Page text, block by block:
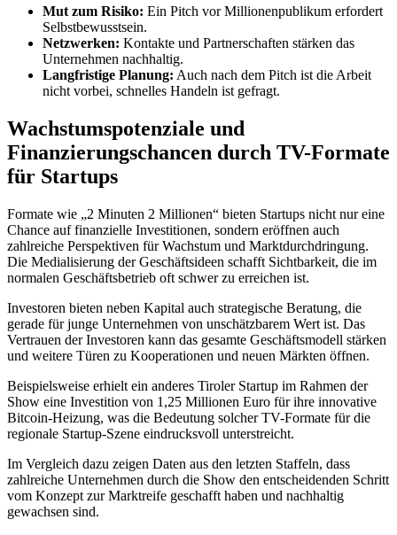
Mut zum Risiko: Ein Pitch vor Millionenpublikum erfordert
Selbstbewusstsein.
Netzwerken: Kontakte und Partnerschaften stärken das
Unternehmen nachhaltig.
Langfristige Planung: Auch nach dem Pitch ist die Arbeit
nicht vorbei, schnelles Handeln ist gefragt.
Wachstumspotenziale und
Finanzierungschancen durch TV-Formate
für Startups
Formate wie „2 Minuten 2 Millionen“ bieten Startups nicht nur eine
Chance auf finanzielle Investitionen, sondern eröffnen auch
zahlreiche Perspektiven für Wachstum und Marktdurchdringung.
Die Medialisierung der Geschäftsideen schafft Sichtbarkeit, die im
normalen Geschäftsbetrieb oft schwer zu erreichen ist.
Investoren bieten neben Kapital auch strategische Beratung, die
gerade für junge Unternehmen von unschätzbarem Wert ist. Das
Vertrauen der Investoren kann das gesamte Geschäftsmodell stärken
und weitere Türen zu Kooperationen und neuen Märkten öffnen.
Beispielsweise erhielt ein anderes Tiroler Startup im Rahmen der
Show eine Investition von 1,25 Millionen Euro für ihre innovative
Bitcoin-Heizung, was die Bedeutung solcher TV-Formate für die
regionale Startup-Szene eindrucksvoll unterstreicht.
Im Vergleich dazu zeigen Daten aus den letzten Staffeln, dass
zahlreiche Unternehmen durch die Show den entscheidenden Schritt
vom Konzept zur Marktreife geschafft haben und nachhaltig
gewachsen sind.